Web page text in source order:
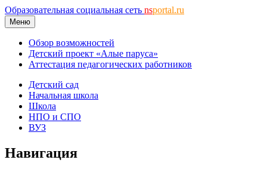
Образовательная социальная сеть nsportal.ru
Меню
Обзор возможностей
Детский проект «Алые паруса»
Аттестация педагогических работников
Детский сад
Начальная школа
Школа
НПО и СПО
ВУЗ
Навигация